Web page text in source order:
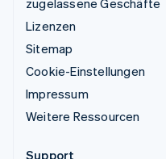
Lizenzen
Sitemap
Cookie-Einstellungen
Impressum
Weitere Ressourcen
Support